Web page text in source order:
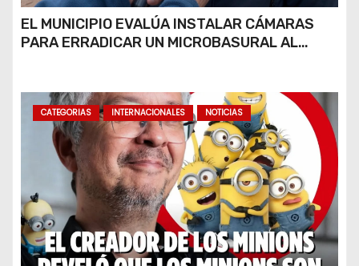
EL MUNICIPIO EVALÚA INSTALAR CÁMARAS
PARA ERRADICAR UN MICROBASURAL AL
CATEGORIAS INTERNACIONALES NOTICIAS